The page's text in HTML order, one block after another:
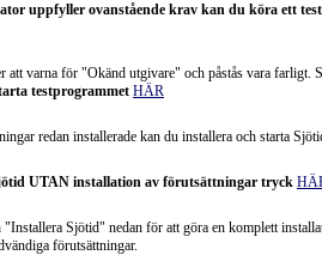
uppfyller ovanstående krav kan du köra ett
att varna för "Okänd utgivare" och påstås vara farligt.
testprogrammet HÄR
redan installerade kan du installera och starta
UTAN installation av förutsättningar tryck
Sjötid" nedan för att göra en komplett
förutsättningar.